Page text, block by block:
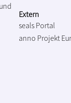
Extern
seals Portal
anno Projekt